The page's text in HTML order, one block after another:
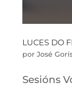
LUCES DO
por José
Sesións